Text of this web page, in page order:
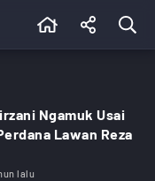
Ngamuk Usai
Lawan Reza
lalu